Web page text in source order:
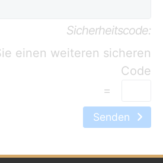
Sicherheitscode:
=
Senden